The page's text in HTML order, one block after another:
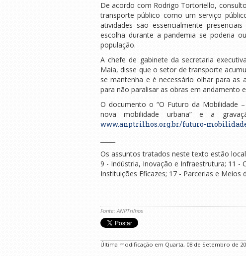
De acordo com Rodrigo Tortoriello,
transporte público como um serviço
atividades são essencialmente
escolha durante a pandemia se poderia
população.
A chefe de gabinete da secretaria
Maia, disse que o setor de transporte
se mantenha e é necessário olhar para as
para não paralisar as obras em andamento
O documento o “O Futuro da Mobilidade
nova mobilidade urbana” e a
www.anptrilhos.org.br/futuro-
Os assuntos tratados neste texto estão
9 - Indústria, Inovação e Infraestrutura; 11 -
Instituições Eficazes; 17 - Parcerias e Meios
Fonte: ANPTrilhos
Última modificação em Quarta, 08 de Setembro de